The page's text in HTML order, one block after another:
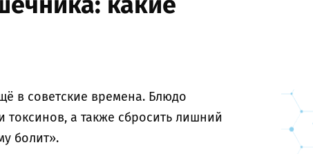
в советские времена. Блюдо
токсинов, а также сбросить лишний
болит».